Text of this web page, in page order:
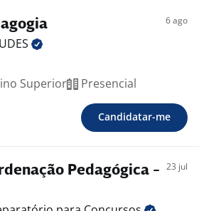
6 ago
Superior Presencial
Candidatar-me
Pedagógica - 23 jul